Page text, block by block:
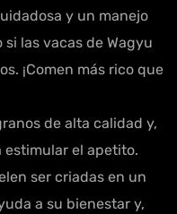
y un manejo
las vacas de Wagyu
¡Comen más rico que
de alta calidad y,
estimular el apetito.
ser criadas en un
a su bienestar y,